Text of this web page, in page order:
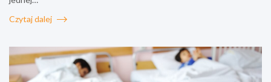
Czytaj dalej